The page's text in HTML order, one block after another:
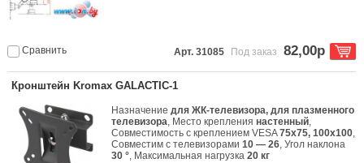
Сравнить Арт. 31085 Под заказ 82,00р
Кронштейн Kromax GALACTIC-1
Назначениедля ЖК-телевизора, для плазменного
телевизора, Место креплениянастенный,
Совместимость с креплением VESA75x75, 100x100,
Совместим с телевизорами10 — 26, Угол наклона
30 °, Максимальная нагрузка20 кг